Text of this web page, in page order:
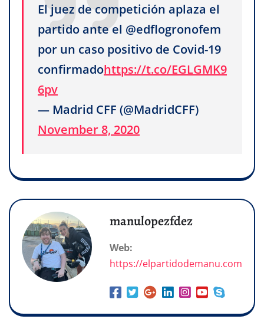
El juez de competición aplaza el
partido ante el @edflogronofem
por un caso positivo de Covid-19
confirmadohttps://t.co/EGLGMK9
6pv
— Madrid CFF (@MadridCFF)
November 8, 2020
manulopezfdez
Web:
https://elpartidodemanu.com